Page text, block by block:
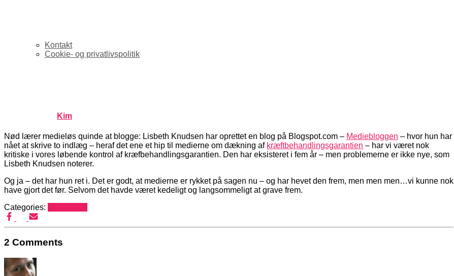
Kontakt
Cookie- og privatlivspolitik
Kim
Nød lærer medieløs quinde at blogge: Lisbeth Knudsen har oprettet en blog på Blogspot.com – Mediebloggen – hvor hun har
nået at skrive to indlæg – heraf det ene et hip til medierne om dækning af kræftbehandlingsgarantien – har vi været nok
kritiske i vores løbende kontrol af kræfbehandlingsgarantien. Den har eksisteret i fem år – men problemerne er ikke nye, som
Lisbeth Knudsen noterer.
Og ja – det har hun ret i. Det er godt, at medierne er rykket på sagen nu – og har hevet den frem, men men men…vi kunne nok
have gjort det før. Selvom det havde været kedeligt og langsommeligt at grave frem.
Categories:
2 Comments